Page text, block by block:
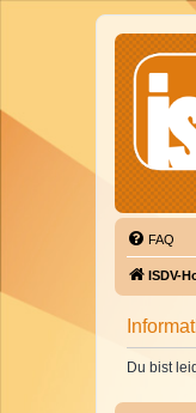
FAQ
ISDV-
Du bist